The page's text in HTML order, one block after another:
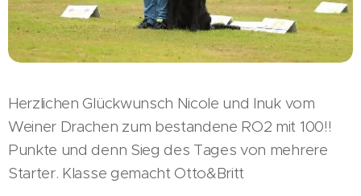
Herzlichen Glückwunsch Nicole und Inuk vom
Weiner Drachen zum bestandene RO2 mit 100!!
Punkte und denn Sieg des Tages von mehrere
Starter. Klasse gemacht Otto&Britt